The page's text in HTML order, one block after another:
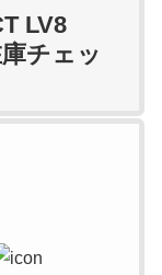
LV8
チェッ